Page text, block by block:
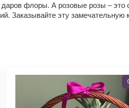
флоры. А розовые розы – это
Заказывайте эту